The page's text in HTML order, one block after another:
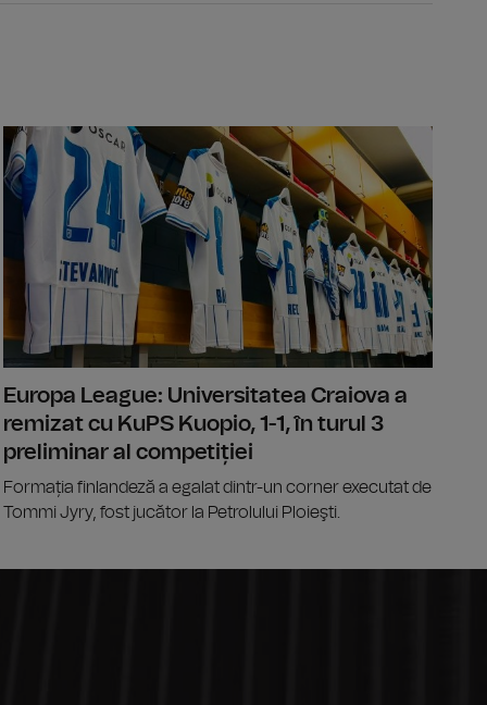
a integrității, contestată la CCR de USR și PNL
Europa League: Universitatea Craiova a
remizat cu KuPS Kuopio, 1-1, în turul 3
preliminar al competiției
Formația finlandeză a egalat dintr-un corner executat de
Tommi Jyry, fost jucător la Petrolului Ploieşti.